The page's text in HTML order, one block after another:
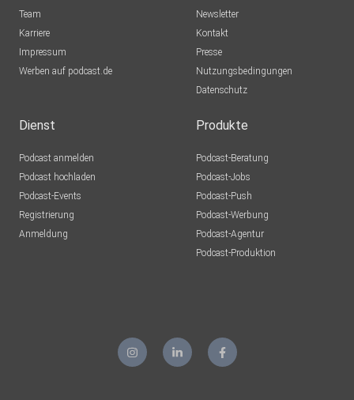
Team
Karriere
Impressum
Werben auf podcast.de
Newsletter
Kontakt
Presse
Nutzungsbedingungen
Datenschutz
Dienst
Podcast anmelden
Podcast hochladen
Podcast-Events
Registrierung
Anmeldung
Produkte
Podcast-Beratung
Podcast-Jobs
Podcast-Push
Podcast-Werbung
Podcast-Agentur
Podcast-Produktion